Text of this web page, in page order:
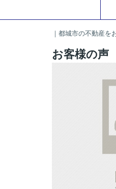
｜都城市の不動産を
お客様の声